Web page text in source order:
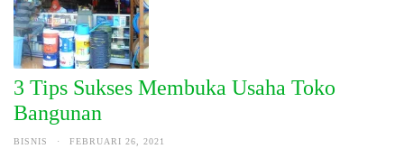
3 Tips Sukses Membuka Usaha Toko
Bangunan
BISNIS · FEBRUARI 26, 2021